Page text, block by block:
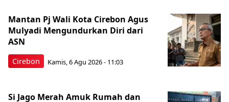
Cirebon
Mantan Pj Wali Kota Cirebon Agus
Mulyadi Mengundurkan Diri dari
ASN
Kamis, 6 Agu 2026 - 11:03
Si Jago Merah Amuk Rumah dan